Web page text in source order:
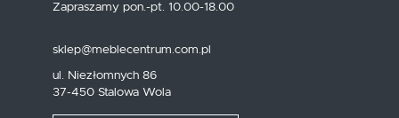
Zapraszamy pon.-pt. 10.00-18.00
sklep@meblecentrum.com.pl
ul. Niezłomnych 86
37-450 Stalowa Wola